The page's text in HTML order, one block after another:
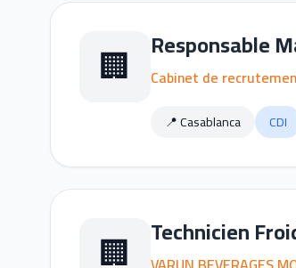
🏢 Responsable
Cabinet de
📍 Casablanca CDI
🏢 Technicien